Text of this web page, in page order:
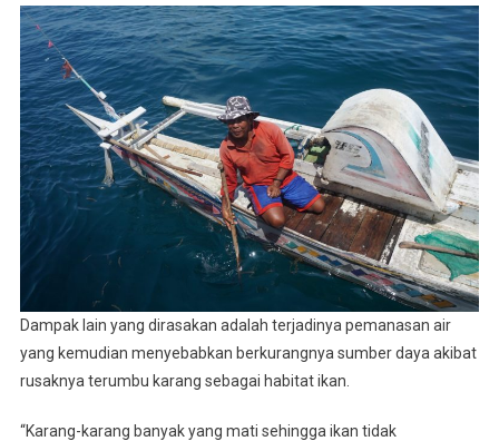
Dampak lain yang dirasakan adalah terjadinya pemanasan air
yang kemudian menyebabkan berkurangnya sumber daya akibat
rusaknya terumbu karang sebagai habitat ikan.
“Karang-karang banyak yang mati sehingga ikan tidak